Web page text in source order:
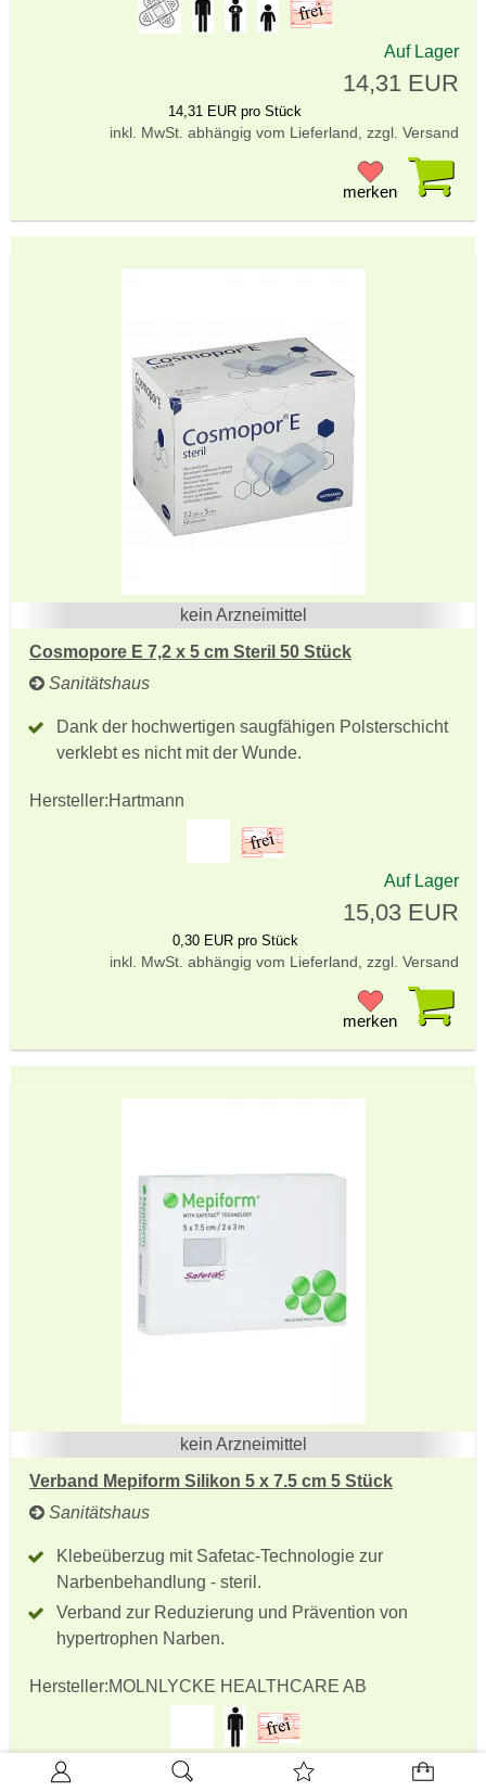
Auf Lager
14,31 EUR
14,31 EUR pro Stück
inkl. MwSt. abhängig vom Lieferland, zzgl. Versand
merken
kein Arzneimittel
Cosmopore E 7,2 x 5 cm Steril 50 Stück
Sanitätshaus
Dank der hochwertigen saugfähigen Polsterschicht
verklebt es nicht mit der Wunde.
Hersteller:Hartmann
Auf Lager
15,03 EUR
0,30 EUR pro Stück
inkl. MwSt. abhängig vom Lieferland, zzgl. Versand
merken
kein Arzneimittel
Verband Mepiform Silikon 5 x 7.5 cm 5 Stück
Sanitätshaus
Klebeüberzug mit Safetac-Technologie zur
Narbenbehandlung - steril.
Verband zur Reduzierung und Prävention von
hypertrophen Narben.
Hersteller:MOLNLYCKE HEALTHCARE AB
Auf Lager